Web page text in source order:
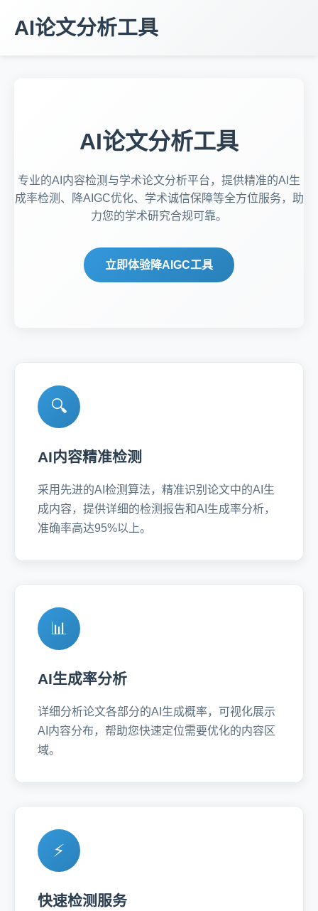
AI论文分析工具
AI论文分析工具
专业的AI内容检测与学术论文分析平台，提供精准的AI生
成率检测、降AIGC优化、学术诚信保障等全方位服务，助
力您的学术研究合规可靠。
立即体验降AIGC工具
🔍
AI内容精准检测
采用先进的AI检测算法，精准识别论文中的AI生
成内容，提供详细的检测报告和AI生成率分析，
准确率高达95%以上。
📊
AI生成率分析
详细分析论文各部分的AI生成概率，可视化展示
AI内容分布，帮助您快速定位需要优化的内容区
域。
⚡
快速检测服务